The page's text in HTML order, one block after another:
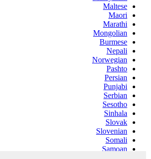
Maltese
Maori
Marathi
Mongolian
Burmese
Nepali
Norwegian
Pashto
Persian
Punjabi
Serbian
Sesotho
Sinhala
Slovak
Slovenian
Somali
Samoan